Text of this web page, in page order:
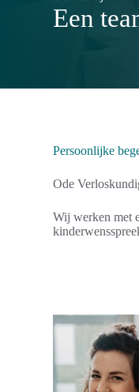
Een
Persoonlijke
Ode
Wij werken met